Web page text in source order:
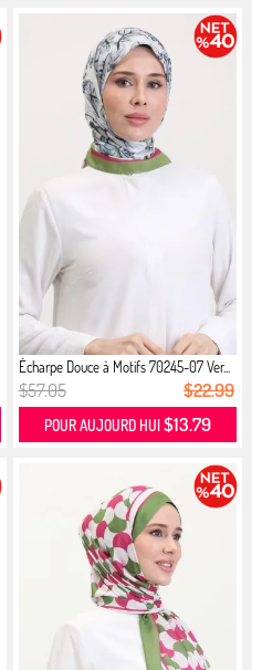
Écharpe Douce à Motifs 70245-07 Ver...
$57.05 $22.99
POUR AUJOURD HUI $13.79